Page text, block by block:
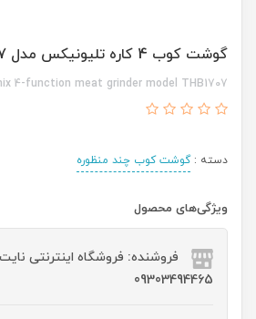
گوشت کوب 4 کاره تلیونیکس مدل THB1707
4-function meat grinder model THB1707
دسته :گوشت کوب چند منظوره
ویژگی‌های محصول
فروشنده: فروشگاه اینترنتی
09303494465